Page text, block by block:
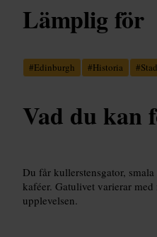
Lämplig för
#Edinburgh #Historia #
Vad du kan
Du får kullerstensgator,
kaféer. Gatulivet varierar
upplevelsen.